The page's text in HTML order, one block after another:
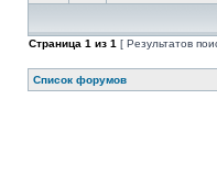
Страница 1 из 1 [ Результатов
Список форумов